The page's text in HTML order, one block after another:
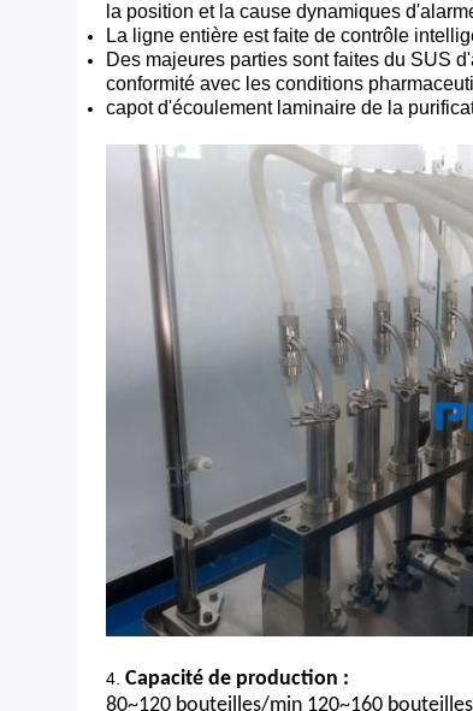
la position et la cause dynamiques
La ligne entière est faite de contrôle
Des majeures parties sont faites du SUS
conformité avec les conditions
capot d'écoulement laminaire de la
4. Capacité de production :
80~120 bouteilles/min 120~160